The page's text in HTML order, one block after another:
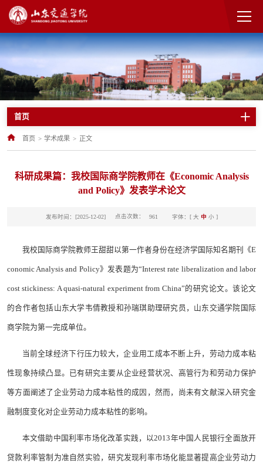
首页
首页 > 学术成果 > 正文
科研成果篇：我校国际商学院教师在《Economic Analysis
and Policy》发表学术论文
发布时间：[2025-12-02] 点击次数： 961 字体：[ 大 中 小]
我校国际商学院教师王甜甜以第一作者身份在经济学国际知名期刊《E
conomic Analysis and Policy》发表题为“Interest rate liberalization and labor
cost stickiness: A quasi-natural experiment from China”的研究论文。该论文
的合作者包括山东大学韦倩教授和孙瑞琪助理研究员，山东交通学院国际
商学院为第一完成单位。
当前全球经济下行压力较大，企业用工成本不断上升，劳动力成本粘
性现象持续凸显。已有研究主要从企业经营状况、高管行为和劳动力保护
等方面阐述了企业劳动力成本粘性的成因，然而，尚未有文献深入研究金
融制度变化对企业劳动力成本粘性的影响。
本文借助中国利率市场化改革实践，以2013年中国人民银行全面放开
贷款利率管制为准自然实验，研究发现利率市场化能显著提高企业劳动力